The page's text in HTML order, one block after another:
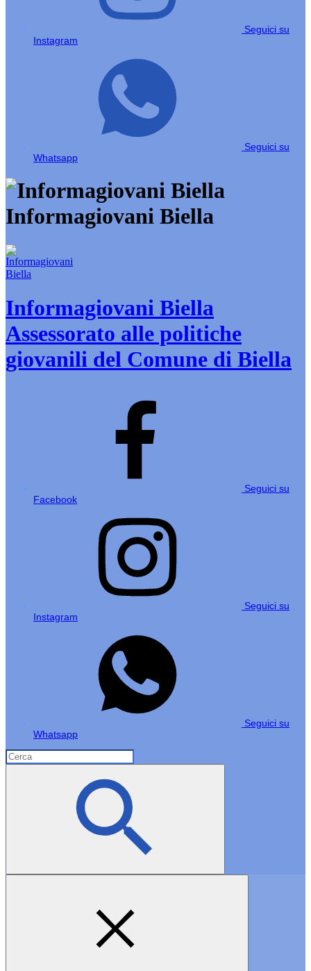
Seguici su
Instagram
Seguici su
Whatsapp
Informagiovani Biella
Informagiovani Biella
Assessorato alle politiche
giovanili del Comune di Biella
Seguici su
Facebook
Seguici su
Instagram
Seguici su
Whatsapp